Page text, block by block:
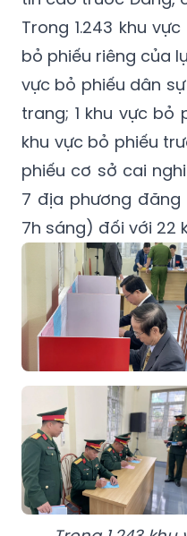
Trong 1.243 khu
bỏ phiếu riêng của
vực bỏ phiếu dân
trang; 1 khu vực bỏ
khu vực bỏ phiếu
phiếu cơ sở cai
7 địa phương
7h sáng) đối với 22